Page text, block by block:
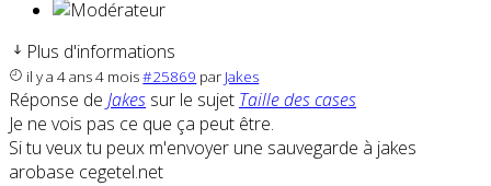
Plus d'informations
il y a 4 ans 4 mois#25869 par Jakes
Réponse de Jakes sur le sujet Taille des cases
Je ne vois pas ce que ça peut être.
Si tu veux tu peux m'envoyer une sauvegarde à jakes
arobase cegetel.net